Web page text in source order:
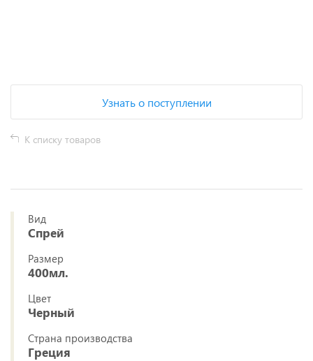
Узнать о поступлении
К списку товаров
Вид
Спрей
Размер
400мл.
Цвет
Черный
Страна производства
Греция